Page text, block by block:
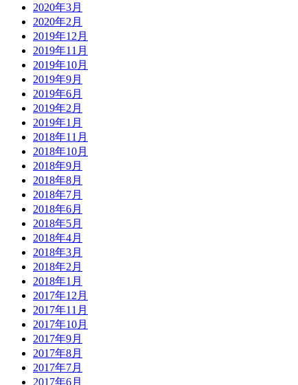
2020年3月
2020年2月
2019年12月
2019年11月
2019年10月
2019年9月
2019年6月
2019年2月
2019年1月
2018年11月
2018年10月
2018年9月
2018年8月
2018年7月
2018年6月
2018年5月
2018年4月
2018年3月
2018年2月
2018年1月
2017年12月
2017年11月
2017年10月
2017年9月
2017年8月
2017年7月
2017年6月